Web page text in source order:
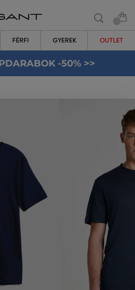
FÉRFI GYEREK OUTLET
-50% >>